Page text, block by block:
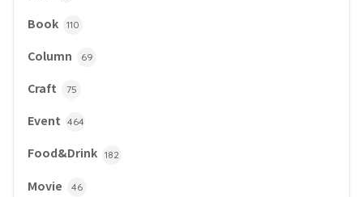
Book 110
Column 69
Craft 75
Event 464
Food&Drink 182
Movie 46